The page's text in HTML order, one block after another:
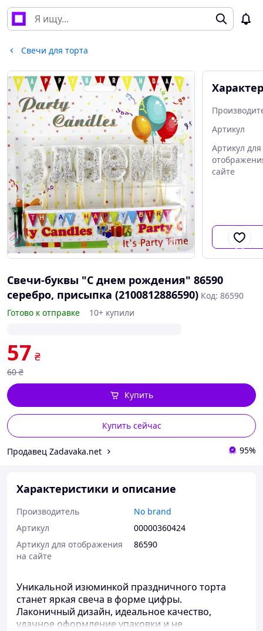
Свечи для торта
Артикул
Артикул для
сайте
Свечи-буквы "С днем рождения" 86590
серебро, присыпка (2100812886590) Код: 86590
Готово к отправке
10+ купили
57 ₴
60 ₴
Купить сейчас
Купить
Продавец Zadavaka.net 95%
Характеристики и описание
Производитель
No brand
Артикул
00000360424
Артикул для отображения
на сайте
86590
Уникальной изюминкой праздничного торта
станет яркая свеча в форме цифры.
Лаконичный дизайн, идеальное качество,
удачное оформление упаковки и не